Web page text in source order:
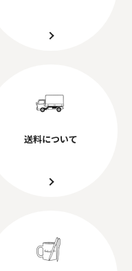
送料について